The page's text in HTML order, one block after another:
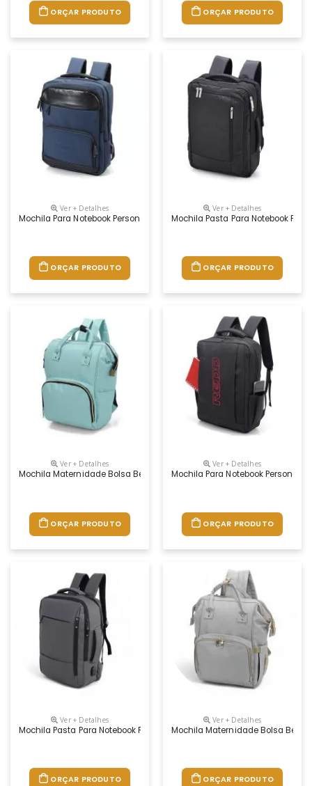
ORÇAR PRODUTO ORÇAR PRODUTO
Ver + Detalhes
Mochila Para Notebook Personalizada
ORÇAR PRODUTO
Ver + Detalhes
Mochila Pasta Para Notebook
ORÇAR PRODUTO
Ver + Detalhes
Mochila Maternidade Bolsa Bebê Personalizada
ORÇAR PRODUTO
Ver + Detalhes
Mochila Para Notebook
ORÇAR PRODUTO
Ver + Detalhes
Mochila Pasta Para Notebook Personalizada
ORÇAR PRODUTO
Ver + Detalhes
Mochila Maternidade Bolsa Bebê
ORÇAR PRODUTO